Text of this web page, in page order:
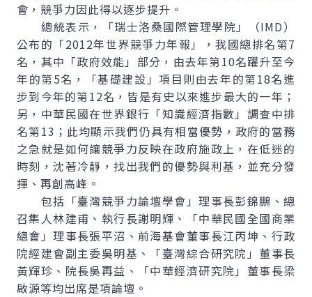
會，競爭力因此得以逐步提升。
總統表示，「瑞士洛桑國際管理學院」（IMD）
公布的「2012年世界競爭力年報」，我國總排名第7
名，其中「政府效能」部分，由去年第10名躍升至今
年的第5名，「基礎建設」項目則由去年的第18名進
步到今年的第12名，皆是有史以來進步最大的一年；
另，中華民國在世界銀行「知識經濟指數」調查中排
名第13；此均顯示我們仍具有相當優勢，政府的當務
之急就是如何讓競爭力反映在政府施政上，在低迷的
時刻，沈著冷靜，找出我們的優勢與利基，並充分發
揮、再創高峰。
包括「臺灣競爭力論壇學會」理事長彭錦鵬、總
召集人林建甫、執行長謝明輝、「中華民國全國商業
總會」理事長張平沼、前海基會董事長江丙坤、行政
院經建會副主委吳明基、「臺灣綜合研究院」董事長
黃輝珍、院長吳再益、「中華經濟研究院」董事長梁
啟源等均出席是項論壇。